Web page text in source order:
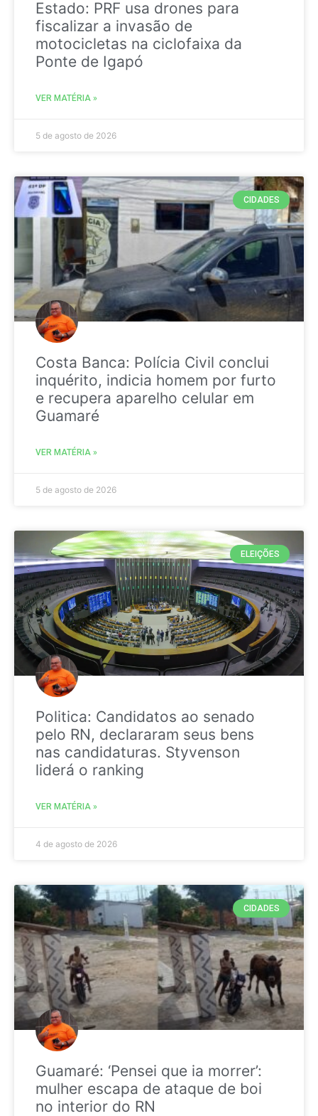
Estado: PRF usa drones para
fiscalizar a invasão de
motocicletas na ciclofaixa da
Ponte de Igapó
VER MATÉRIA »
5 de agosto de 2026
CIDADES
Costa Banca: Polícia Civil conclui
inquérito, indicia homem por furto
e recupera aparelho celular em
Guamaré
VER MATÉRIA »
5 de agosto de 2026
ELEIÇÕES
Politica: Candidatos ao senado
pelo RN, declararam seus bens
nas candidaturas. Styvenson
liderá o ranking
VER MATÉRIA »
4 de agosto de 2026
CIDADES
Guamaré: ‘Pensei que ia morrer’:
mulher escapa de ataque de boi
no interior do RN